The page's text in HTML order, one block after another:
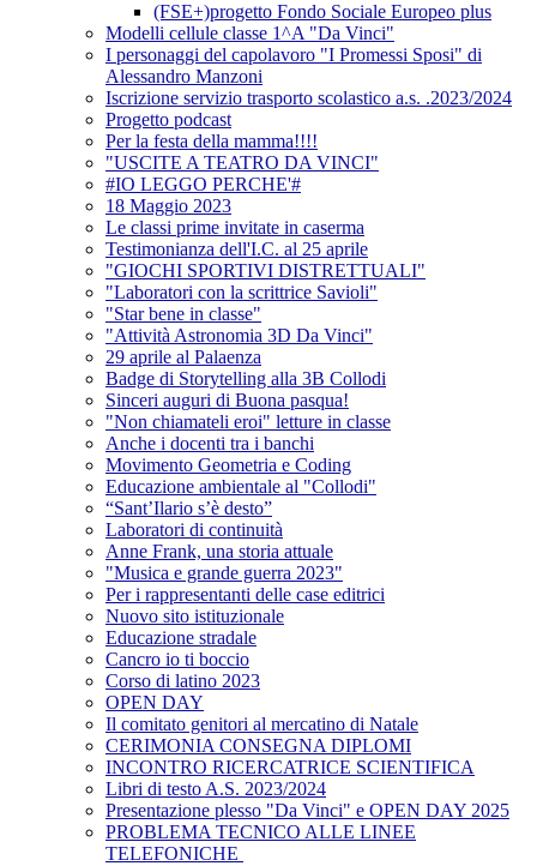
(FSE+)progetto Fondo Sociale Europeo plus
Modelli cellule classe 1^A "Da Vinci"
I personaggi del capolavoro "I Promessi Sposi" di
Alessandro Manzoni
Iscrizione servizio trasporto scolastico a.s. .2023/2024
Progetto podcast
Per la festa della mamma!!!!
"USCITE A TEATRO DA VINCI"
#IO LEGGO PERCHE'#
18 Maggio 2023
Le classi prime invitate in caserma
Testimonianza dell'I.C. al 25 aprile
"GIOCHI SPORTIVI DISTRETTUALI"
"Laboratori con la scrittrice Savioli"
"Star bene in classe"
"Attività Astronomia 3D Da Vinci"
29 aprile al Palaenza
Badge di Storytelling alla 3B Collodi
Sinceri auguri di Buona pasqua!
"Non chiamateli eroi" letture in classe
Anche i docenti tra i banchi
Movimento Geometria e Coding
Educazione ambientale al "Collodi"
“Sant’Ilario s’è desto”
Laboratori di continuità
Anne Frank, una storia attuale
"Musica e grande guerra 2023"
Per i rappresentanti delle case editrici
Nuovo sito istituzionale
Educazione stradale
Cancro io ti boccio
Corso di latino 2023
OPEN DAY
Il comitato genitori al mercatino di Natale
CERIMONIA CONSEGNA DIPLOMI
INCONTRO RICERCATRICE SCIENTIFICA
Libri di testo A.S. 2023/2024
Presentazione plesso "Da Vinci" e OPEN DAY 2025
PROBLEMA TECNICO ALLE LINEE
TELEFONICHE